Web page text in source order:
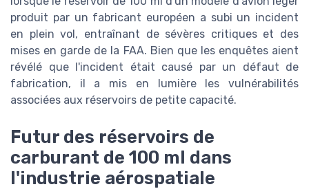
produit par un fabricant européen a subi un incident
en plein vol, entraînant de sévères critiques et des
mises en garde de la FAA. Bien que les enquêtes aient
révélé que l'incident était causé par un défaut de
fabrication, il a mis en lumière les vulnérabilités
associées aux réservoirs de petite capacité.
Futur des réservoirs de
carburant de 100 ml dans
l'industrie aérospatiale